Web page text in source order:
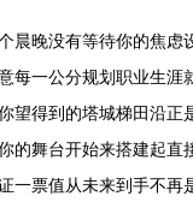
晨晚没有等待你的焦虑
每一公分规划职业生涯
望得到的塔城梯田沿正
的舞台开始来搭建起直
一票值从未来到手不再